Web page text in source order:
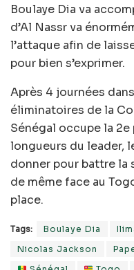
Boulaye Dia va
d’Al Nassr va
l’attaque afin de
pour bien s’exprimer.
Après 4 journées
éliminatoires de la
Sénégal occupe la
longueurs du leader,
donner pour battre
de même face au
place.
Tags: Boulaye Dia
Nicolas Jackson